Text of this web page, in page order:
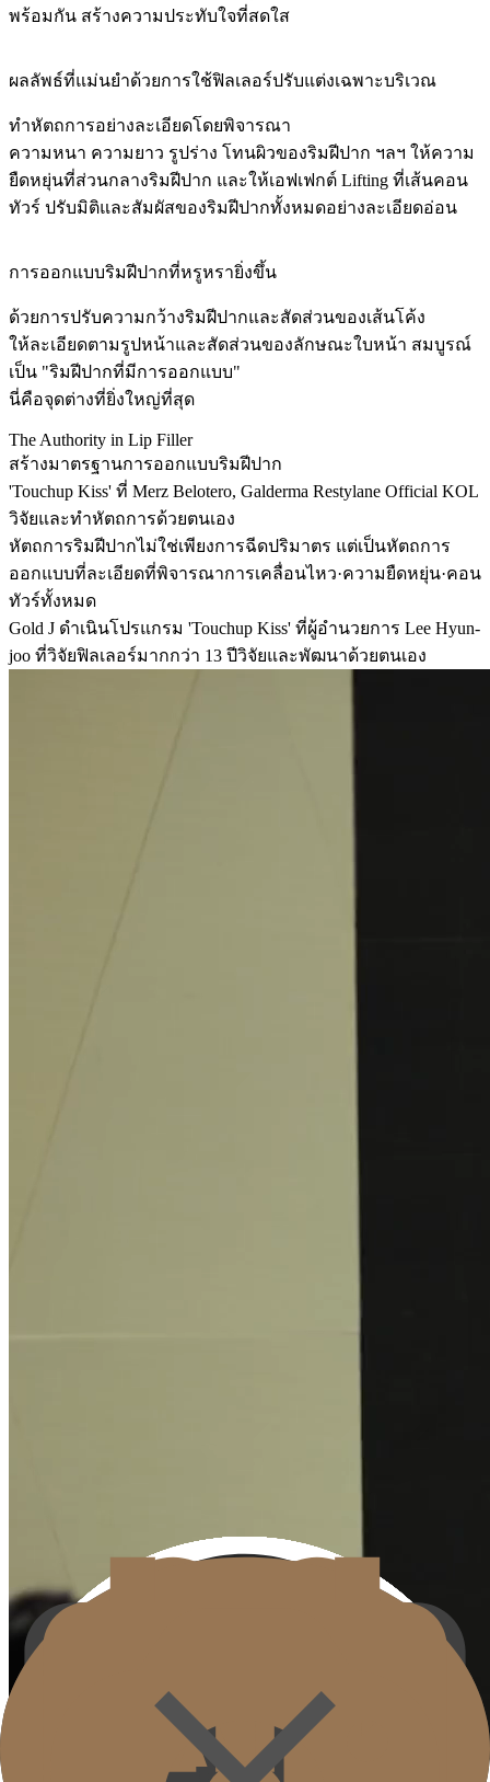
พร้อมกัน สร้างความประทับใจที่สดใส
ผลลัพธ์ที่แม่นยำด้วยการใช้ฟิลเลอร์ปรับแต่งเฉพาะบริเวณ
ทำหัตถการอย่างละเอียดโดยพิจารณา
ความหนา ความยาว รูปร่าง โทนผิวของริมฝีปาก ฯลฯ ให้ความ
ยืดหยุ่นที่ส่วนกลางริมฝีปาก และให้เอฟเฟกต์ Lifting ที่เส้นคอน
ทัวร์ ปรับมิติและสัมผัสของริมฝีปากทั้งหมดอย่างละเอียดอ่อน
การออกแบบริมฝีปากที่หรูหรายิ่งขึ้น
ด้วยการปรับความกว้างริมฝีปากและสัดส่วนของเส้นโค้ง
ให้ละเอียดตามรูปหน้าและสัดส่วนของลักษณะใบหน้า สมบูรณ์
เป็น "ริมฝีปากที่มีการออกแบบ"
นี่คือจุดต่างที่ยิ่งใหญ่ที่สุด
The Authority in Lip Filler
สร้างมาตรฐานการออกแบบริมฝีปาก
'Touchup Kiss' ที่ Merz Belotero, Galderma Restylane Official KOL
วิจัยและทำหัตถการด้วยตนเอง
หัตถการริมฝีปากไม่ใช่เพียงการฉีดปริมาตร แต่เป็นหัตถการ
ออกแบบที่ละเอียดที่พิจารณาการเคลื่อนไหว·ความยืดหยุ่น·คอน
ทัวร์ทั้งหมด
Gold J ดำเนินโปรแกรม 'Touchup Kiss' ที่ผู้อำนวยการ Lee Hyun-
joo ที่วิจัยฟิลเลอร์มากกว่า 13 ปีวิจัยและพัฒนาด้วยตนเอง